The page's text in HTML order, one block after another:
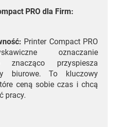
PRO dla Firm:
Printer Compact PRO
oznaczanie
znacząco przyspiesza
biurowe. To kluczowy
ceną sobie czas i chcą
pracy.